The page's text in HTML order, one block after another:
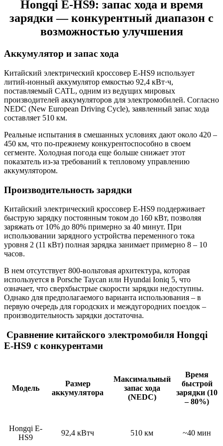
Hongqi E-HS9: запас хода и время
зарядки — конкурентный диапазон с
возможностью улучшения
Аккумулятор и запас хода
Китайский электрический кроссовер E-HS9 использует
литий-ионный аккумулятор емкостью 92,4 кВт·ч,
поставляемый CATL, одним из ведущих мировых
производителей аккумуляторов для электромобилей. Согласно
NEDC (New European Driving Cycle), заявленный запас хода
составляет 510 км.
Реальные испытания в смешанных условиях дают около 420 –
450 км, что по-прежнему конкурентоспособно в своем
сегменте. Холодная погода еще больше снижает этот
показатель из-за требований к тепловому управлению
аккумулятором.
Производительность зарядки
Китайский электрический кроссовер E-HS9 поддерживает
быструю зарядку постоянным током до 160 кВт, позволяя
заряжать от 10% до 80% примерно за 40 минут. При
использовании зарядного устройства переменного тока
уровня 2 (11 кВт) полная зарядка занимает примерно 8 – 10
часов.
В нем отсутствует 800-вольтовая архитектура, которая
используется в Porsche Taycan или Hyundai Ioniq 5, что
означает, что сверхбыстрые скорости зарядки недоступны.
Однако для предполагаемого варианта использования – в
первую очередь для городских и междугородних поездок –
производительность зарядки достаточна.
Сравнение китайского электромобиля Hongqi
E-HS9 с конкурентами
Модель
Размер
аккумулятора
Максимальный
запас хода
(NEDC)
Время
быстрой
зарядки (10
– 80%)
Hongqi E-
HS9
92,4 кВтч 510 км ~40 мин